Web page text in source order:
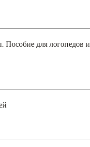
для логопедов и